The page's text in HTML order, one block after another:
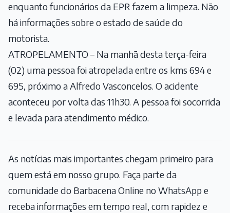
enquanto funcionários da EPR fazem a limpeza. Não
há informações sobre o estado de saúde do
motorista.
ATROPELAMENTO – Na manhã desta terça-feira
(02) uma pessoa foi atropelada entre os kms 694 e
695, próximo a Alfredo Vasconcelos. O acidente
aconteceu por volta das 11h30. A pessoa foi socorrida
e levada para atendimento médico.
As notícias mais importantes chegam primeiro para
quem está em nosso grupo. Faça parte da
comunidade do Barbacena Online no WhatsApp e
receba informações em tempo real, com rapidez e